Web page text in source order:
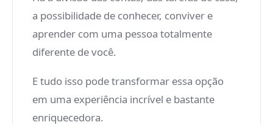
a possibilidade de conhecer, conviver e
aprender com uma pessoa totalmente
diferente de você.
E tudo isso pode transformar essa opção
em uma experiência incrível e bastante
enriquecedora.